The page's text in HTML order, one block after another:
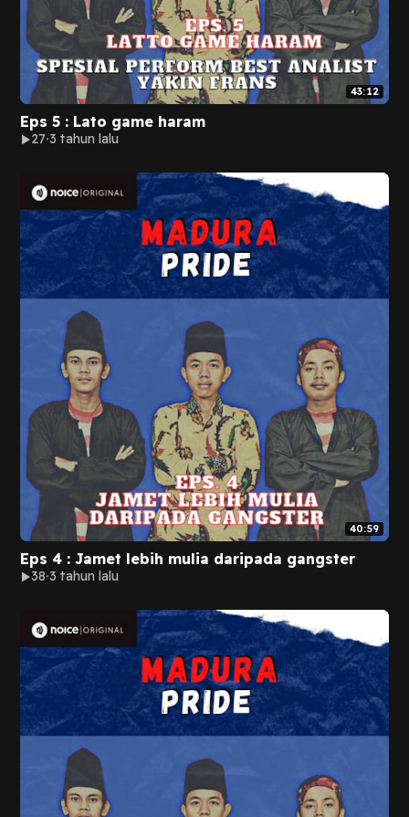
43:12
Eps 5 : Lato game haram
27 3 tahun lalu
40:59
Eps 4 : Jamet lebih mulia daripada gangster
38 3 tahun lalu